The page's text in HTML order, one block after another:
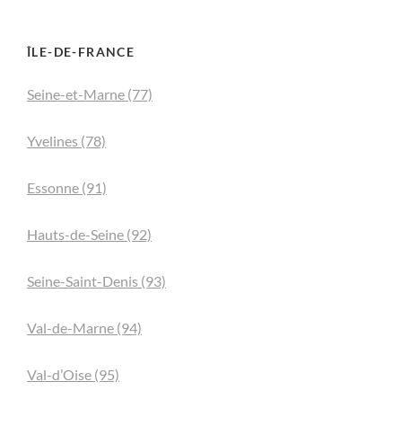
ÎLE-DE-FRANCE
Seine-et-Marne (77)
Yvelines (78)
Essonne (91)
Hauts-de-Seine (92)
Seine-Saint-Denis (93)
Val-de-Marne (94)
Val-d’Oise (95)